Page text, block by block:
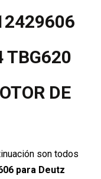
TBG620
DE
son todos
para Deutz